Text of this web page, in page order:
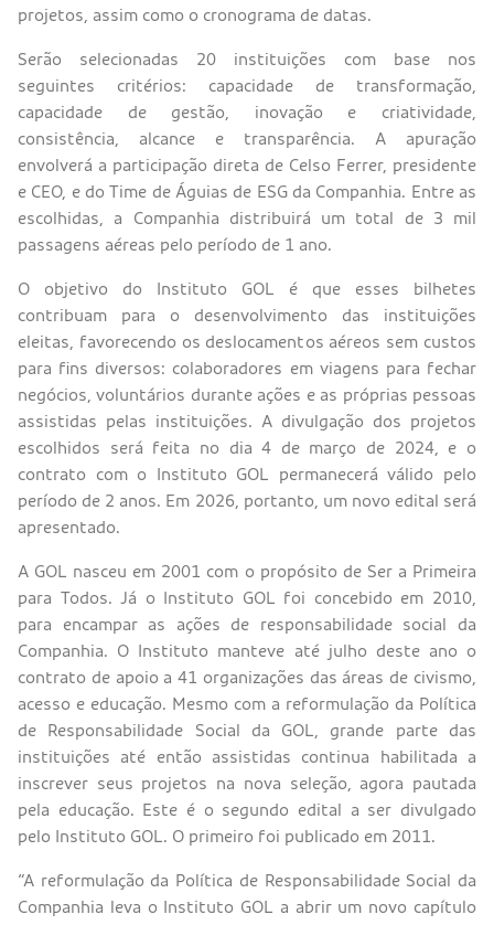
projetos, assim como o cronograma de datas.
Serão selecionadas 20 instituições com base nos
seguintes critérios: capacidade de transformação,
capacidade de gestão, inovação e criatividade,
consistência, alcance e transparência. A apuração
envolverá a participação direta de Celso Ferrer, presidente
e CEO, e do Time de Águias de ESG da Companhia. Entre as
escolhidas, a Companhia distribuirá um total de 3 mil
passagens aéreas pelo período de 1 ano.
O objetivo do Instituto GOL é que esses bilhetes
contribuam para o desenvolvimento das instituições
eleitas, favorecendo os deslocamentos aéreos sem custos
para fins diversos: colaboradores em viagens para fechar
negócios, voluntários durante ações e as próprias pessoas
assistidas pelas instituições. A divulgação dos projetos
escolhidos será feita no dia 4 de março de 2024, e o
contrato com o Instituto GOL permanecerá válido pelo
período de 2 anos. Em 2026, portanto, um novo edital será
apresentado.
A GOL nasceu em 2001 com o propósito de Ser a Primeira
para Todos. Já o Instituto GOL foi concebido em 2010,
para encampar as ações de responsabilidade social da
Companhia. O Instituto manteve até julho deste ano o
contrato de apoio a 41 organizações das áreas de civismo,
acesso e educação. Mesmo com a reformulação da Política
de Responsabilidade Social da GOL, grande parte das
instituições até então assistidas continua habilitada a
inscrever seus projetos na nova seleção, agora pautada
pela educação. Este é o segundo edital a ser divulgado
pelo Instituto GOL. O primeiro foi publicado em 2011.
“A reformulação da Política de Responsabilidade Social da
Companhia leva o Instituto GOL a abrir um novo capítulo